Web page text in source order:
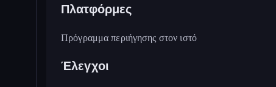
Πλατφόρμες
Πρόγραμμα περιήγησης στον ιστό
Έλεγχοι